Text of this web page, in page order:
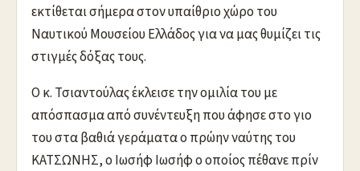
εκτίθεται σήμερα στον υπαίθριο χώρο του
Ναυτικού Μουσείου Ελλάδος για να μας θυμίζει τις
στιγμές δόξας τους.
Ο κ. Τσιαντούλας έκλεισε την ομιλία του με
απόσπασμα από συνέντευξη που άφησε στο γιο
του στα βαθιά γεράματα ο πρώην ναύτης του
ΚΑΤΣΩΝΗΣ, ο Ιωσήφ Ιωσήφ ο οποίος πέθανε πρίν